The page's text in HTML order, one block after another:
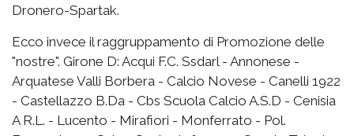
Dronero-Spartak.
Ecco invece il raggruppamento di Promozione delle
"nostre". Girone D: Acqui F.C. Ssdarl - Annonese -
Arquatese Valli Borbera - Calcio Novese - Canelli 1922
- Castellazzo B.Da - Cbs Scuola Calcio A.S.D - Cenisia
A R.L. - Lucento - Mirafiori - Monferrato - Pol.